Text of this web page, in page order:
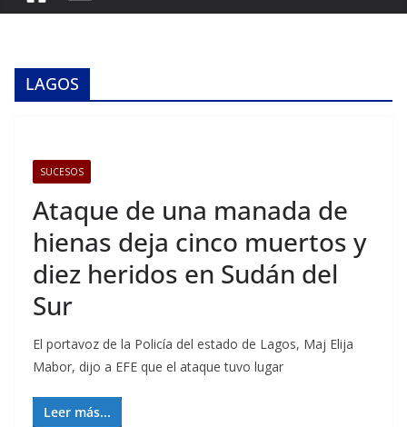
LAGOS
SUCESOS
Ataque de una manada de
hienas deja cinco muertos y
diez heridos en Sudán del
Sur
El portavoz de la Policía del estado de Lagos, Maj Elija
Mabor, dijo a EFE que el ataque tuvo lugar
Leer más...